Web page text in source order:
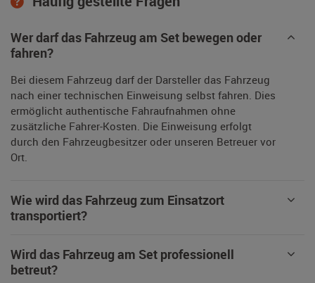
Wer darf das Fahrzeug am Set bewegen oder
fahren?
Bei diesem Fahrzeug darf der Darsteller das Fahrzeug
nach einer technischen Einweisung selbst fahren. Dies
ermöglicht authentische Fahraufnahmen ohne
zusätzliche Fahrer-Kosten. Die Einweisung erfolgt
durch den Fahrzeugbesitzer oder unseren Betreuer vor
Ort.
Wie wird das Fahrzeug zum Einsatzort
transportiert?
Wird das Fahrzeug am Set professionell
betreut?